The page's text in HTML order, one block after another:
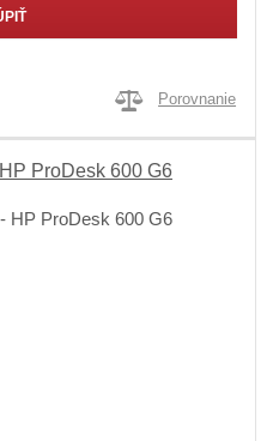
Porovnanie
ProDesk 600 G6